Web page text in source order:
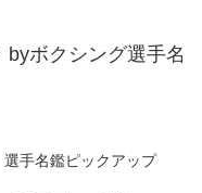
ボクシング選手名
選手名鑑ピックアップ